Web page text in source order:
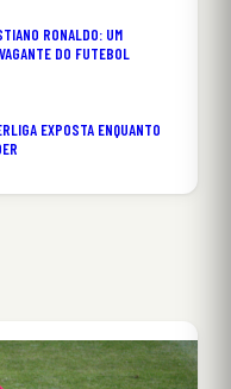
RONALDO: UM
DO FUTEBOL
EXPOSTA ENQUANTO